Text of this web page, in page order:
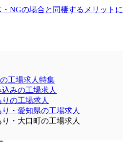
NGの場合と同棲するメリットに
工場求人特集
みの工場求人
の工場求人
・愛知県の工場求人
・大口町の工場求人